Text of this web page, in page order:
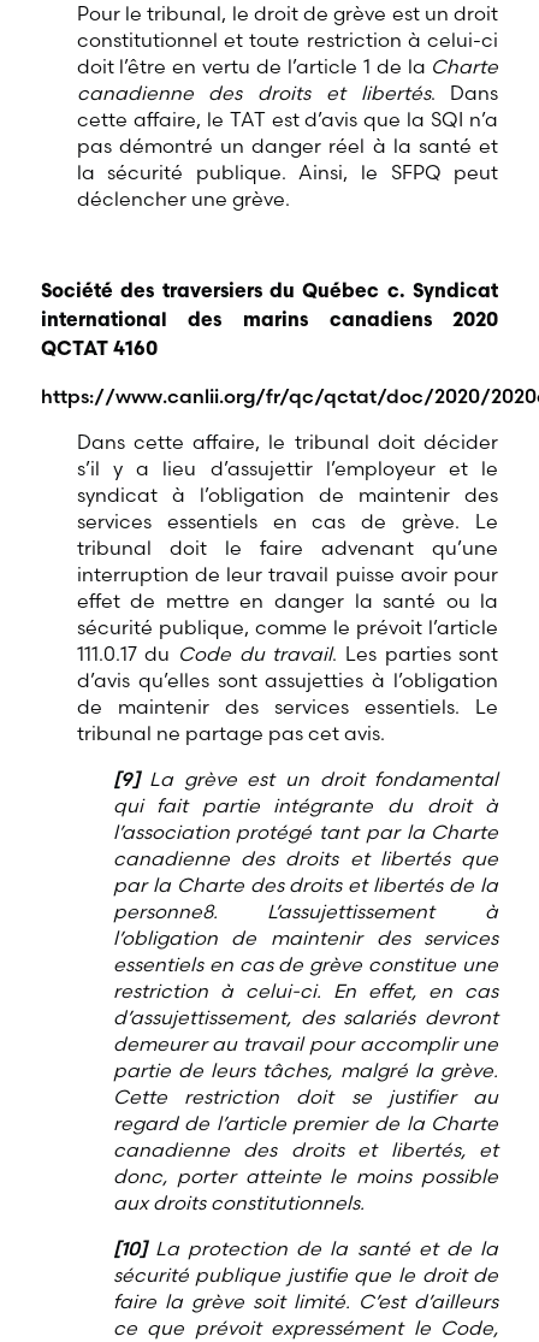
Pour le tribunal, le droit de grève est un droit
constitutionnel et toute restriction à celui-ci
doit l’être en vertu de l’article 1 de la Charte
canadienne des droits et libertés. Dans
cette affaire, le TAT est d’avis que la SQI n’a
pas démontré un danger réel à la santé et
la sécurité publique. Ainsi, le SFPQ peut
déclencher une grève.
Société des traversiers du Québec c. Syndicat
international des marins canadiens 2020
QCTAT 4160
https://www.canlii.org/fr/qc/qctat/doc/2020/
Dans cette affaire, le tribunal doit décider
s’il y a lieu d’assujettir l’employeur et le
syndicat à l’obligation de maintenir des
services essentiels en cas de grève. Le
tribunal doit le faire advenant qu’une
interruption de leur travail puisse avoir pour
effet de mettre en danger la santé ou la
sécurité publique, comme le prévoit l’article
111.0.17 du Code du travail. Les parties sont
d’avis qu’elles sont assujetties à l’obligation
de maintenir des services essentiels. Le
tribunal ne partage pas cet avis.
[9]La grève est un droit fondamental
qui fait partie intégrante du droit à
l’association protégé tant par la Charte
canadienne des droits et libertés que
par la Charte des droits et libertés de la
personne8. L’assujettissement à
l’obligation de maintenir des services
essentiels en cas de grève constitue une
restriction à celui-ci. En effet, en cas
d’assujettissement, des salariés devront
demeurer au travail pour accomplir une
partie de leurs tâches, malgré la grève.
Cette restriction doit se justifier au
regard de l’article premier de la Charte
canadienne des droits et libertés, et
donc, porter atteinte le moins possible
aux droits constitutionnels.
[10]La protection de la santé et de la
sécurité publique justifie que le droit de
faire la grève soit limité. C’est d’ailleurs
ce que prévoit expressément le Code,